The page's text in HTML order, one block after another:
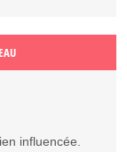
influencée.